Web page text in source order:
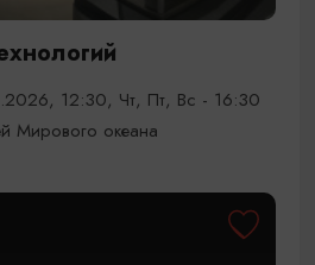
12:30, Чт, Пт, Вс - 16:30
Мирового океана